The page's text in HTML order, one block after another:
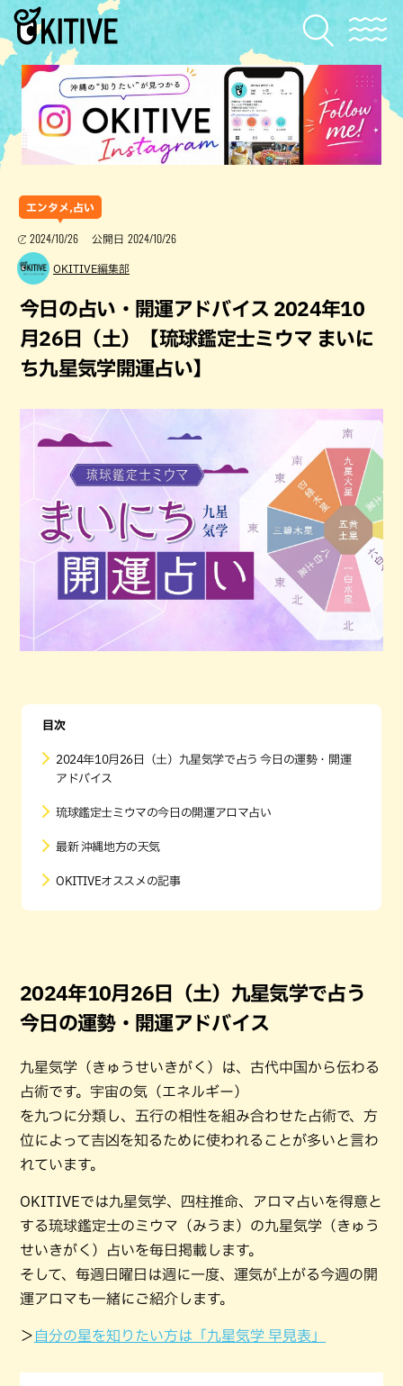
エンタメ,占い
2024/10/26 公開日 2024/10/26
OKITIVE編集部
今日の占い・開運アドバイス 2024年10
月26日（土）【琉球鑑定士ミウマ まいに
ち九星気学開運占い】
目次
2024年10月26日（土）九星気学で占う 今日の運勢・開運
アドバイス
琉球鑑定士ミウマの今日の開運アロマ占い
最新 沖縄地方の天気
OKITIVEオススメの記事
2024年10月26日（土）九星気学で占う
今日の運勢・開運アドバイス
九星気学（きゅうせいきがく）は、古代中国から伝わる
占術です。宇宙の気（エネルギー）
を九つに分類し、五行の相性を組み合わせた占術で、方
位によって吉凶を知るために使われることが多いと言わ
れています。
OKITIVEでは九星気学、四柱推命、アロマ占いを得意と
する琉球鑑定士のミウマ（みうま）の九星気学（きゅう
せいきがく）占いを毎日掲載します。
そして、毎週日曜日は週に一度、運気が上がる今週の開
運アロマも一緒にご紹介します。
＞ 自分の星を知りたい方は「九星気学 早見表」